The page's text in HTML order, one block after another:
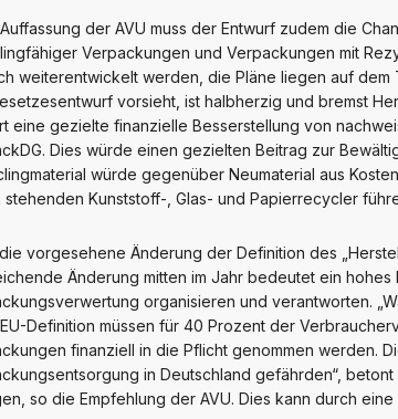
der AVU muss der Entwurf zudem die
Verpackungen und Verpackungen mit
weiterentwickelt werden, die Pläne liegen auf
vorsieht, ist halbherzig und bremst
eine gezielte finanzielle Besserstellung von
Dies würde einen gezielten Beitrag zur
würde gegenüber Neumaterial aus
stehenden Kunststoff-, Glas- und Papierrecycler
vorgesehene Änderung der Definition des
Änderung mitten im Jahr bedeutet ein
organisieren und verantworten.
Definition müssen für 40 Prozent der
finanziell in die Pflicht genommen werden.
in Deutschland gefährden“,
so die Empfehlung der AVU. Dies kann durch